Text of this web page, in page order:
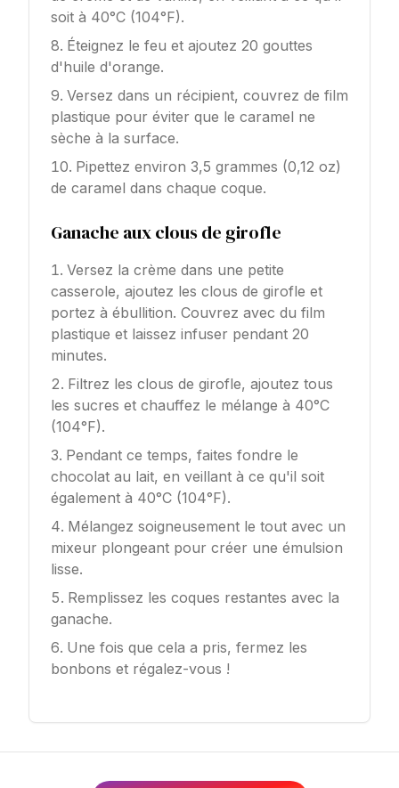
soit à 40°C (104°F).
Éteignez le feu et ajoutez 20 gouttes
d'huile d'orange.
Versez dans un récipient, couvrez de film
plastique pour éviter que le caramel ne
sèche à la surface.
Pipettez environ 3,5 grammes (0,12 oz)
de caramel dans chaque coque.
Ganache aux clous de girofle
Versez la crème dans une petite
casserole, ajoutez les clous de girofle et
portez à ébullition. Couvrez avec du film
plastique et laissez infuser pendant 20
minutes.
Filtrez les clous de girofle, ajoutez tous
les sucres et chauffez le mélange à 40°C
(104°F).
Pendant ce temps, faites fondre le
chocolat au lait, en veillant à ce qu'il soit
également à 40°C (104°F).
Mélangez soigneusement le tout avec un
mixeur plongeant pour créer une émulsion
lisse.
Remplissez les coques restantes avec la
ganache.
Une fois que cela a pris, fermez les
bonbons et régalez-vous !